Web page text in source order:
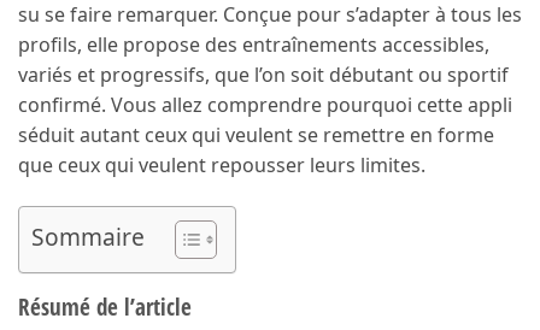
su se faire remarquer. Conçue pour s’adapter à tous les
profils, elle propose des entraînements accessibles,
variés et progressifs, que l’on soit débutant ou sportif
confirmé. Vous allez comprendre pourquoi cette appli
séduit autant ceux qui veulent se remettre en forme
que ceux qui veulent repousser leurs limites.
Sommaire
Résumé de l’article